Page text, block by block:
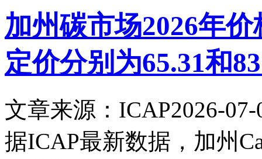
加州碳市场2026年
定价分别为65.31和
文章来源：ICAP2026-
据ICAP最新数据，加州